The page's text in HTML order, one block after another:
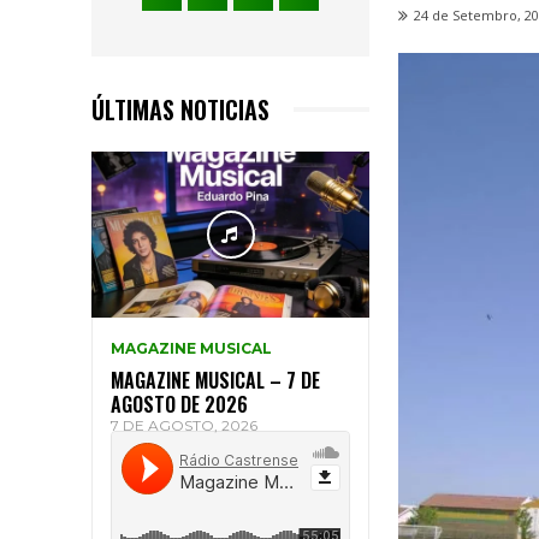
ÚLTIMAS NOTICIAS
MAGAZINE MUSICAL
MAGAZINE MUSICAL – 7 DE
AGOSTO DE 2026
7 DE AGOSTO, 2026
24 de Setembro,